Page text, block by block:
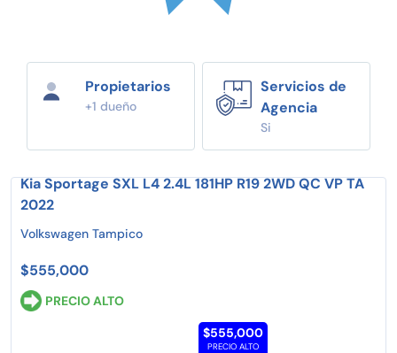
Propietarios
+1 dueño
Servicios de
Agencia
Si
Kia Sportage SXL L4 2.4L 181HP R19 2WD QC VP TA
2022
Volkswagen Tampico
$555,000
PRECIO ALTO
$555,000
PRECIO ALTO